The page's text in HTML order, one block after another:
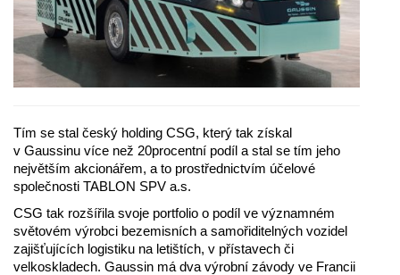
Tím se stal český holding CSG, který tak získal
v Gaussinu více než 20procentní podíl a stal se tím jeho
největším akcionářem, a to prostřednictvím účelové
společnosti TABLON SPV a.s.
CSG tak rozšířila svoje portfolio o podíl ve významném
světovém výrobci bezemisních a samořiditelných vozidel
zajišťujících logistiku na letištích, v přístavech či
velkoskladech. Gaussin má dva výrobní závody ve Francii